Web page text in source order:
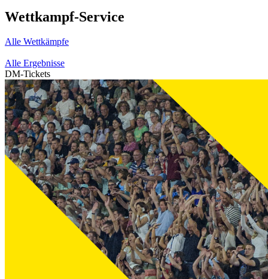
Wettkampf-Service
Alle Wettkämpfe
Alle Ergebnisse
DM-Tickets